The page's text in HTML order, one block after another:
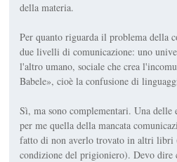
della materia.
Per quanto riguarda il problema della
due livelli di comunicazione: uno
l'altro umano, sociale che crea
Babele», cioè la confusione di
Sì, ma sono complementari. Una delle
per me quella della mancata
fatto di non averlo trovato in altri
condizione del prigioniero). Devo dire